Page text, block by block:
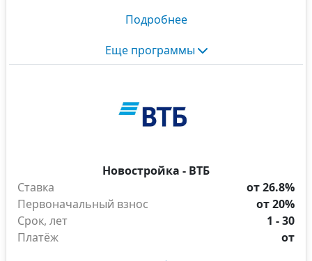
Подробнее
Еще программы
Новостройка - ВТБ
Ставка
от 26.8%
Первоначальный взнос
от 20%
Срок, лет
1 - 30
Платёж
от